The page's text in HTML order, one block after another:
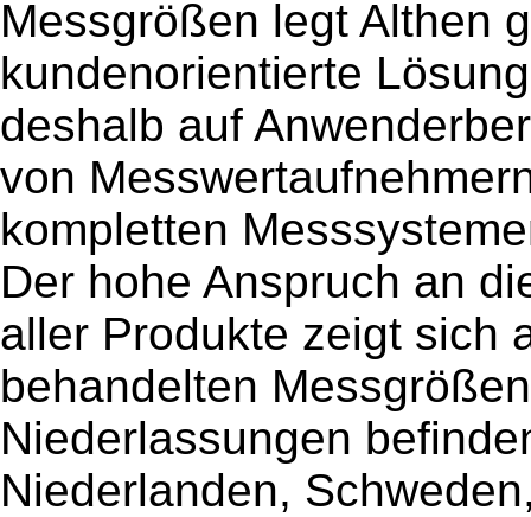
Messgrößen legt Althen
kundenorientierte
deshalb auf
von
kompletten
Der hohe Anspruch an
aller Produkte zeigt sich
behandelten
Niederlassungen
Niederlanden,